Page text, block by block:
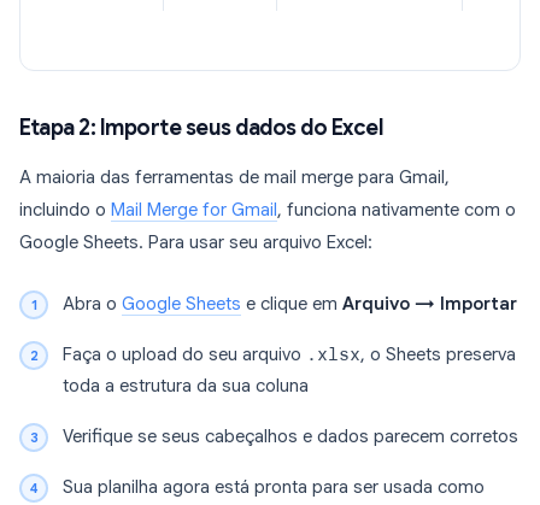
Etapa 2: Importe seus dados do Excel
A maioria das ferramentas de mail merge para Gmail,
incluindo o Mail Merge for Gmail , funciona nativamente com o
Google Sheets. Para usar seu arquivo Excel:
Abra o Google Sheets e clique em Arquivo → Importar
Faça o upload do seu arquivo .xlsx, o Sheets preserva
toda a estrutura da sua coluna
Verifique se seus cabeçalhos e dados parecem corretos
Sua planilha agora está pronta para ser usada como